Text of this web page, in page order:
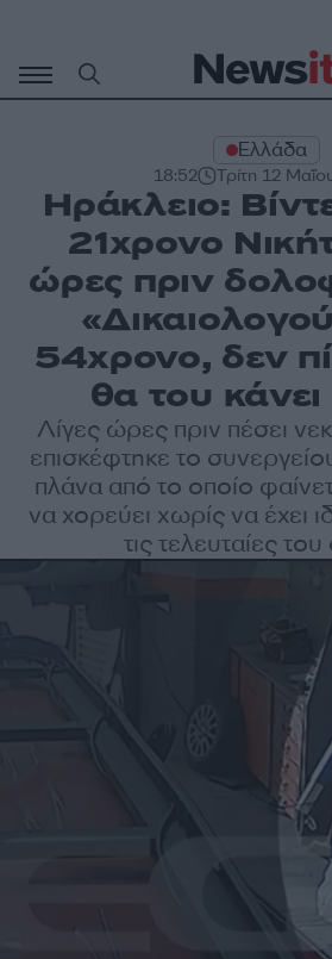
περιεχόμενο
Ελλάδα
18:52 Τρίτη 12
Ηράκλειο:
21χρονο
ώρες πριν
54χρονο, δεν
θα του
Λίγες ώρες πριν πέσει
επισκέφτηκε το
πλάνα από το οποίο
να χορεύει χωρίς να έχει
τις τελευταίες του